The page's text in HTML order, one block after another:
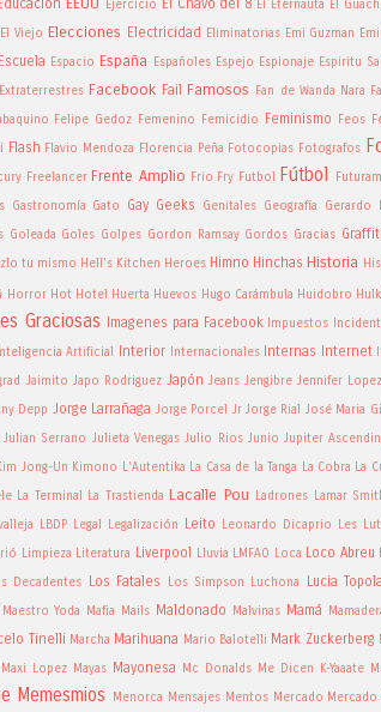
Ejercicio El Eternauta El
El Viejo Elecciones Electricidad Eliminatorias Emi Guzman
Escuela Espacio España Españoles Espejo Espionaje Espiritu
Extraterrestres Facebook Fail Famosos Fan de Wanda Nara
Felipe Gedoz Femenino Femicidio Feminismo Feos
Flash Flavio Mendoza Florencia Peña Fotocopias Fotografos
Freelancer Frente Amplio Frio Fry Futbol Fútbol
Gastronomía Gato Gay Geeks Genitales Geografía Gerardo
Goleada Goles Golpes Gordon Ramsay Gordos Gracias
tu mismo Hell's Kitchen Heroes Himno Hinchas Historia
Horror Hot Hotel Huerta Huevos Hugo Carámbula Huidobro Hulk
Graciosas Imagenes para Facebook Impuestos
Inteligencia Artificial Interior Internacionales Internas Internet
Jaimito Japo Rodriguez Japón Jeans Jengibre Jennifer Lopez
Depp Jorge Larrañaga Jorge Porcel Jr Jorge Rial José Maria
Julian Serrano Julieta Venegas Julio Rios Junio Jupiter
Jong-Un Kimono L'Autentika La Casa de la Tanga La Cobra La
La Terminal La Trastienda Lacalle Pou Ladrones Lamar
LBDP Legal Legalización Leito Leonardo Dicaprio Les
Limpieza Literatura Liverpool Lluvia LMFAO Loca Loco Abreu
Decadentes Los Fatales Los Simpson Luchona Lucia
Maestro Yoda Mafia Mails Maldonado Malvinas Mamá
Tinelli Marcha Marihuana Mario Balotelli Mark Zuckerberg
Maxi Lopez Mayas Mayonesa Mc Donalds Me Dicen K-Yaaate
Memesmios Menorca Mensajes Mentos Mercado